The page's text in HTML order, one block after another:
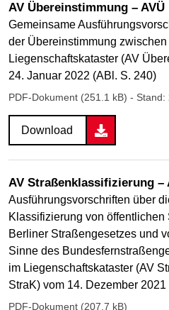
AV Übereinstimmung – AVÜ
Gemeinsame
der Übereinstimmung
Liegenschaftskataster (AV
24. Januar 2022 (ABl. S. 240)
PDF-Dokument (251.1 kB) - Stand:
Download
AV Straßenklassifizierung –
Ausführungsvorschriften über
Klassifizierung von
Berliner Straßengesetzes und
Sinne des
im Liegenschaftskataster (AV
StraK) vom 14. Dezember 2021
PDF-Dokument (207.7 kB)